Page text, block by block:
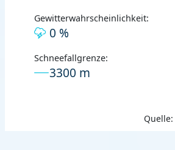
Gewitterwahrscheinlichkeit:
0 %
Schneefallgrenze:
3300 m
Quelle: